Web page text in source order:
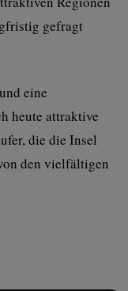
gefragt
eine
heute attraktive
die die Insel
den vielfältigen